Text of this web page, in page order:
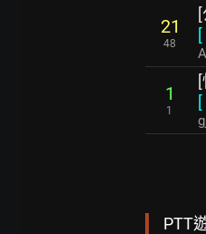
21
48
[
1
1
[
PTT